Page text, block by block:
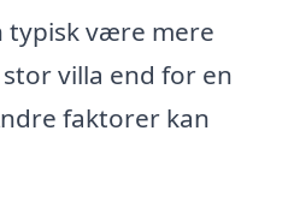
være mere
villa end for en
faktorer kan